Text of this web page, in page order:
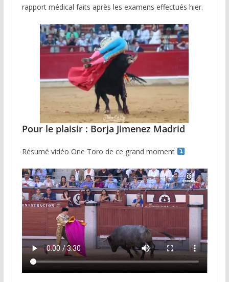
rapport médical faits après les examens effectués hier.
Pour le plaisir : Borja Jimenez Madrid
Résumé vidéo One Toro de ce grand moment